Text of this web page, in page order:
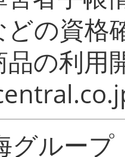
どの資格
の利用
グルー